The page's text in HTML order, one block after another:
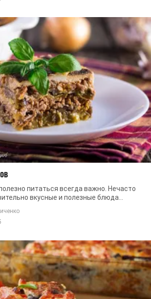
питаться всегда важно. Нечасто
вкусные и полезные блюда
для этого требуются ...